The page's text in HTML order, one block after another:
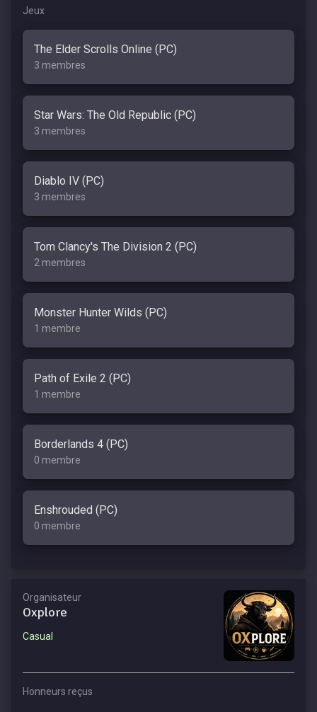
Jeux
The Elder Scrolls Online (PC)
3 membres
Star Wars: The Old Republic (PC)
3 membres
Diablo IV (PC)
3 membres
Tom Clancy's The Division 2 (PC)
2 membres
Monster Hunter Wilds (PC)
1 membre
Path of Exile 2 (PC)
1 membre
Borderlands 4 (PC)
0 membre
Enshrouded (PC)
0 membre
Organisateur
Oxplore
Casual
Honneurs reçus